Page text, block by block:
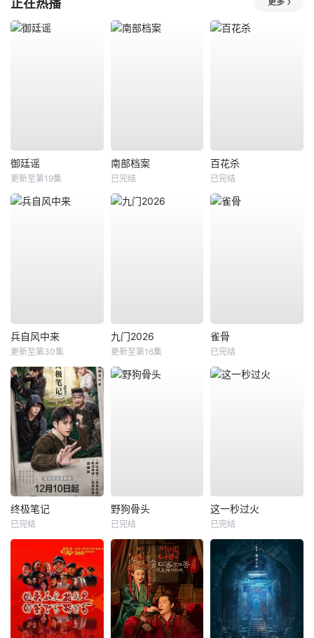
正在热播
御廷谣
更新至第19集
南部档案
已完结
百花杀
已完结
兵自风中来
更新至第30集
九门2026
更新至第16集
雀骨
已完结
终极笔记
已完结
野狗骨头
已完结
这一秒过火
已完结